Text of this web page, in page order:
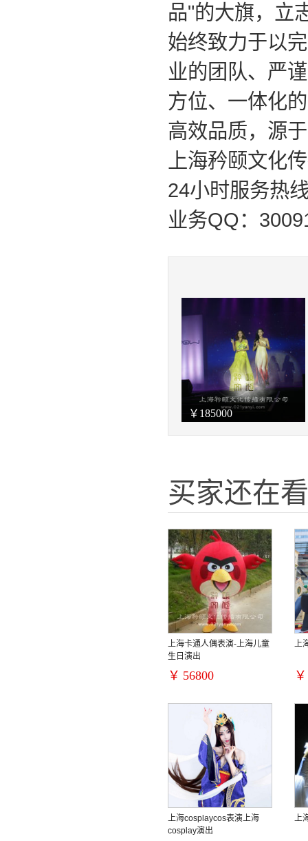
品"的大旗，立
始终致力于以
业的团队、严
方位、一体化
高效品质，源
上海矜颐文化
24小时服务热
业务QQ：
￥ 185000
买家还在看
上海卡通人偶表演-上海儿童
生日演出
￥ 56800
上
￥
上海cosplaycos表演上海
cosplay演出
上